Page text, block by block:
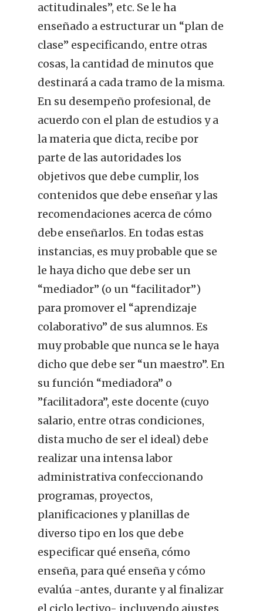
actitudinales”, etc. Se le ha
enseñado a estructurar un “plan de
clase” especificando, entre otras
cosas, la cantidad de minutos que
destinará a cada tramo de la misma.
En su desempeño profesional, de
acuerdo con el plan de estudios y a
la materia que dicta, recibe por
parte de las autoridades los
objetivos que debe cumplir, los
contenidos que debe enseñar y las
recomendaciones acerca de cómo
debe enseñarlos. En todas estas
instancias, es muy probable que se
le haya dicho que debe ser un
“mediador” (o un “facilitador”)
para promover el “aprendizaje
colaborativo” de sus alumnos. Es
muy probable que nunca se le haya
dicho que debe ser “un maestro”. En
su función “mediadora” o
”facilitadora”, este docente (cuyo
salario, entre otras condiciones,
dista mucho de ser el ideal) debe
realizar una intensa labor
administrativa confeccionando
programas, proyectos,
planificaciones y planillas de
diverso tipo en los que debe
especificar qué enseña, cómo
enseña, para qué enseña y cómo
evalúa -antes, durante y al finalizar